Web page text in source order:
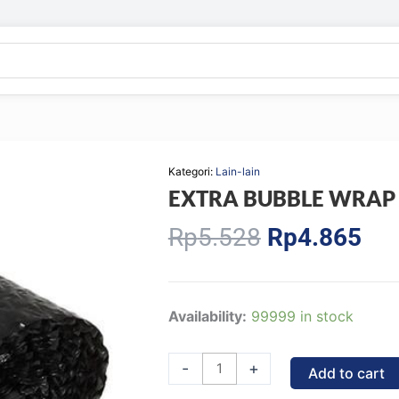
Kategori: Lain-lain
EXTRA BUBBLE WRAP
Rp5.528 Original
price
Rp5.528.
Rp4.865
Availability: 99999 in stock
-
EXTRA
quantity
+ Add to cart